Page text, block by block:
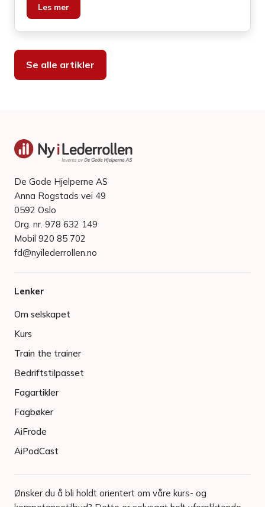
preparere.
Les mer
Se alle artikler
De Gode Hjelperne AS
Anna Rogstads vei 49
0592 Oslo
Org. nr. 978 632 149
Mobil 920 85 702
fd@nyilederrollen.no
Lenker
Om selskapet
Kurs
Train the trainer
Bedriftstilpasset
Fagartikler
Fagbøker
AiFrode
AiPodCast
Ønsker du å bli holdt orientert om våre kurs- og